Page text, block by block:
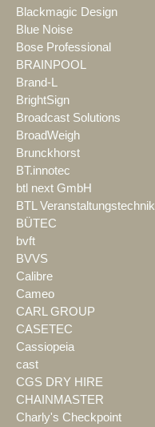
Blackmagic Design
Blue Noise
Bose Professional
BRAINPOOL
Brand-L
BrightSign
Broadcast Solutions
BroadWeigh
Brunckhorst
BT.innotec
btl next GmbH
BTL Veranstaltungstechnik
BÜTEC
bvft
BVVS
Calibre
Cameo
CARL GROUP
CASETEC
Cassiopeia
cast
CGS DRY HIRE
CHAINMASTER
Charly's Checkpoint